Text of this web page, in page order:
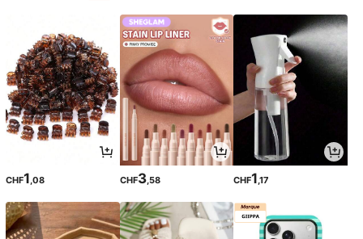
CHF1,08 CHF3,58 CHF1,17